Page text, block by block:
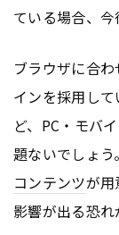
ている場合、今
ブラウザに合
インを採用し
ど、PC・モバ
題ないでしょ
コンテンツが
影響が出る恐れ